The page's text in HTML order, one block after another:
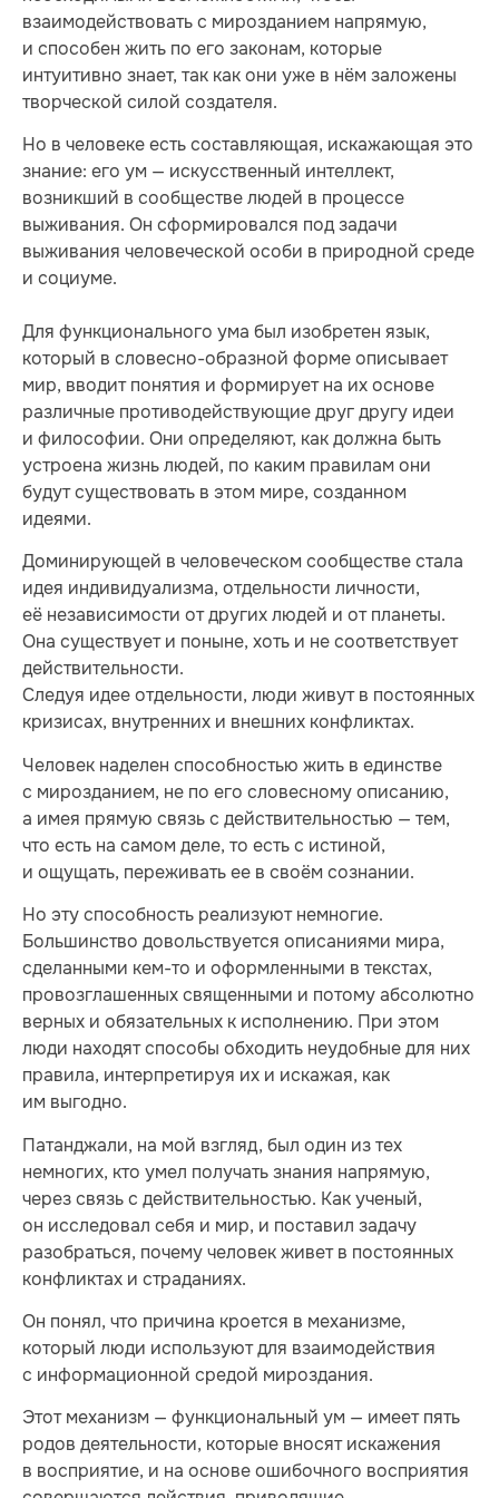
взаимодействовать с мирозданием напрямую,
и способен жить по его законам, которые
интуитивно знает, так как они уже в нём заложены
творческой силой создателя.
Но в человеке есть составляющая, искажающая это
знание: его ум — искусственный интеллект,
возникший в сообществе людей в процессе
выживания. Он сформировался под задачи
выживания человеческой особи в природной среде
и социуме.
Для функционального ума был изобретен язык,
который в словесно-образной форме описывает
мир, вводит понятия и формирует на их основе
различные противодействующие друг другу идеи
и философии. Они определяют, как должна быть
устроена жизнь людей, по каким правилам они
будут существовать в этом мире, созданном
идеями.
Доминирующей в человеческом сообществе стала
идея индивидуализма, отдельности личности,
её независимости от других людей и от планеты.
Она существует и поныне, хоть и не соответствует
действительности.
Следуя идее отдельности, люди живут в постоянных
кризисах, внутренних и внешних конфликтах.
Человек наделен способностью жить в единстве
с мирозданием, не по его словесному описанию,
а имея прямую связь с действительностью — тем,
что есть на самом деле, то есть с истиной,
и ощущать, переживать ее в своём сознании.
Но эту способность реализуют немногие.
Большинство довольствуется описаниями мира,
сделанными кем-то и оформленными в текстах,
провозглашенных священными и потому абсолютно
верных и обязательных к исполнению. При этом
люди находят способы обходить неудобные для них
правила, интерпретируя их и искажая, как
им выгодно.
Патанджали, на мой взгляд, был один из тех
немногих, кто умел получать знания напрямую,
через связь с действительностью. Как ученый,
он исследовал себя и мир, и поставил задачу
разобраться, почему человек живет в постоянных
конфликтах и страданиях.
Он понял, что причина кроется в механизме,
который люди используют для взаимодействия
с информационной средой мироздания.
Этот механизм — функциональный ум — имеет пять
родов деятельности, которые вносят искажения
в восприятие, и на основе ошибочного восприятия